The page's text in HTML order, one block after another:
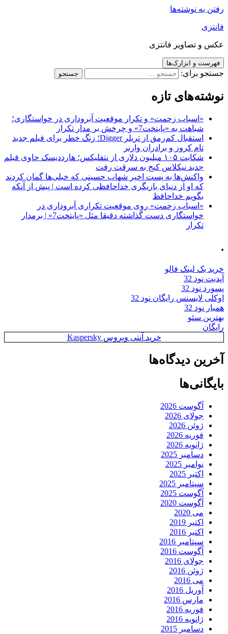
رفتن به نوشته‌ها
فانتزی
عکس و تصاویر فانتزی
فهرست و ابزارک‌ها
جستجو برای:
نوشته‌های تازه
«اسباب زحمت» و تکرار موقعیت آبروداری در خواستگاری؛
شباهت به «پایتخت7» و چرخش بر مدار تکرار
استقبال کم‌رمق از تریلر Digger؛ زنگ خطر برای فیلم جدید
تام کروز و برادران وارنر
شکایت ۱۰۵ میلیون دلاری از نتفلیکس؛ هارددیسک حاوی فیلم
جدید نیکلاس کیج به سرقت رفت
واکنش‌ها به پست اخیر شهاب حسینی که خیلی‌ها گمان کردند
که او از دنیای بازیگری خداحافظی کرده است | پیش از آنکه
بگویم خداحافظ
«اسباب زحمت» روی موقعیت تکراری آبروداری در
خواستگاری دست گذاشته دقیقا مثل «پایتخت7» | برمدار
تکرار
.
خرید بک لینک فالو
آپدیت نود 32
پسورد نود 32
اوکلی لایسنس رایگان نود 32
همیار نود 32
بهترین سئو
رایگان
خرید آنتی ویروس Kaspersky
آخرین دیدگاه‌ها
بایگانی‌ها
آگوست 2026
جولای 2026
ژوئن 2026
فوریه 2026
ژانویه 2026
دسامبر 2025
نوامبر 2025
اکتبر 2025
سپتامبر 2025
آگوست 2025
آگوست 2020
می 2020
اکتبر 2019
اکتبر 2016
سپتامبر 2016
آگوست 2016
جولای 2016
ژوئن 2016
می 2016
آوریل 2016
مارس 2016
فوریه 2016
ژانویه 2016
دسامبر 2015